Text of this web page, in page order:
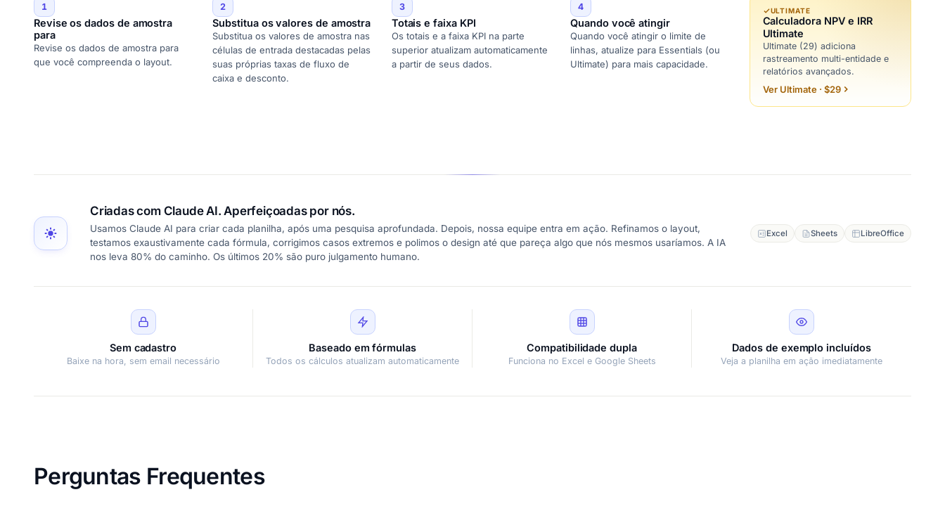
1
Revise os dados de amostra
para
Revise os dados de amostra para
que você compreenda o layout.
2
Substitua os valores de amostra
Substitua os valores de amostra nas
células de entrada destacadas pelas
suas próprias taxas de fluxo de
caixa e desconto.
3
Totais e faixa KPI
Os totais e a faixa KPI na parte
superior atualizam automaticamente
a partir de seus dados.
4
Quando você atingir
Quando você atingir o limite de
linhas, atualize para Essentials (ou
Ultimate) para mais capacidade.
ULTIMATE
Calculadora NPV e IRR
Ultimate
Ultimate (29) adiciona
rastreamento multi-entidade e
relatórios avançados.
Ver Ultimate · $29
Criadas com Claude AI. Aperfeiçoadas por nós.
Usamos Claude AI para criar cada planilha, após uma pesquisa aprofundada. Depois, nossa equipe entra em ação. Refinamos o layout,
testamos exaustivamente cada fórmula, corrigimos casos extremos e polimos o design até que pareça algo que nós mesmos usaríamos. A IA
nos leva 80% do caminho. Os últimos 20% são puro julgamento humano.
Excel Sheets LibreOffice
Sem cadastro
Baixe na hora, sem email necessário
Baseado em fórmulas
Todos os cálculos atualizam automaticamente
Compatibilidade dupla
Funciona no Excel e Google Sheets
Dados de exemplo incluídos
Veja a planilha em ação imediatamente
Perguntas Frequentes